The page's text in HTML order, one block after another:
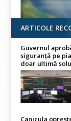
ARTICOLE
Guvernul
siguranță pe
doar ultimă